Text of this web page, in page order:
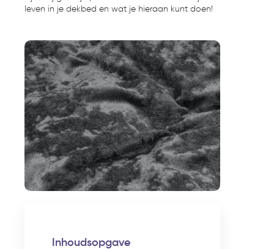
leven in je dekbed en wat je hieraan kunt doen!
Inhoudsopgave